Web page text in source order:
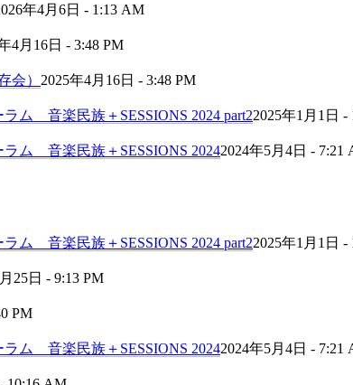
年4月6日 - 1:13 AM
4月16日 - 3:48 PM
会） 2025年4月16日 - 3:48 PM
ム 音楽民族＋SESSIONS 2024 part22025年1月1日 -
ム 音楽民族＋SESSIONS 20242024年5月4日 - 7:21
ム 音楽民族＋SESSIONS 2024 part22025年1月1日 -
25日 - 9:13 PM
PM
ム 音楽民族＋SESSIONS 20242024年5月4日 - 7:21